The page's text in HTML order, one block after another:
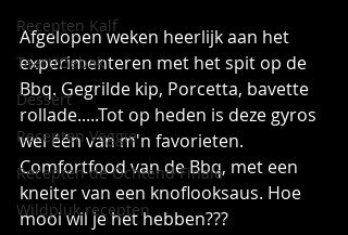
Recepten Kalf
Taart/Gebak
Dessert
Recepten Veggie
Recepten de Ochtend Finale
Wildpluk recepten
Afgelopen weken heerlijk aan het
experimenteren met het spit op de
Bbq. Gegrilde kip, Porcetta, bavette
rollade.....Tot op heden is deze gyros
wel één van m'n favorieten.
Comfortfood van de Bbq, met een
kneiter van een knoflooksaus. Hoe
mooi wil je het hebben???